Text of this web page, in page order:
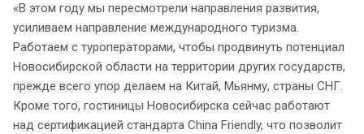
«В этом году мы пересмотрели направления развития,
усиливаем направление международного туризма.
Работаем с туроператорами, чтобы продвинуть потенциал
Новосибирской области на территории других государств,
прежде всего упор делаем на Китай, Мьянму, страны СНГ.
Кроме того, гостиницы Новосибирска сейчас работают
над сертификацией стандарта China Friendly, что позволит